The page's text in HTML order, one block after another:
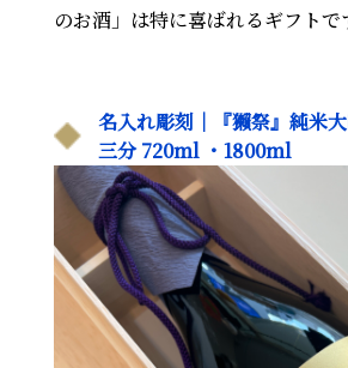
のお酒」は特に喜ばれるギフトで
名入れ彫刻｜『獺祭』純米
三分 720ml ・1800ml